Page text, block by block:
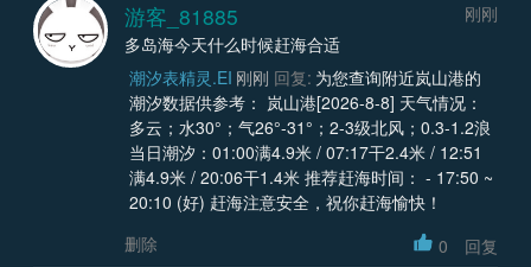
游客_81885
刚刚
多岛海今天什么时候赶海合适
潮汐表精灵.EI 刚刚 回复: 为您查询附近岚山港的
潮汐数据供参考： 岚山港[2026-8-8] 天气情况：
多云；水30°；气26°-31°；2-3级北风；0.3-1.2浪
当日潮汐：01:00满4.9米 / 07:17干2.4米 / 12:51
满4.9米 / 20:06干1.4米 推荐赶海时间： - 17:50 ~
20:10 (好) 赶海注意安全，祝你赶海愉快！
删除
0 回复